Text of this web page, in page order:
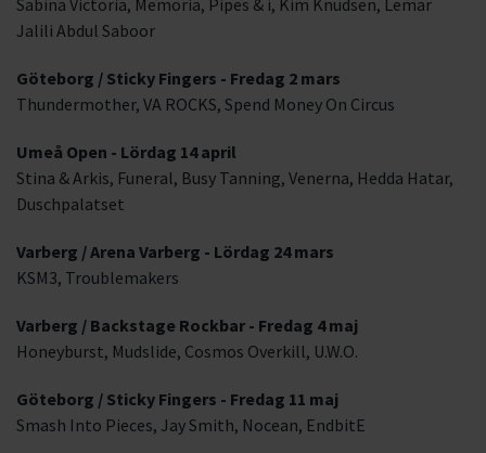
Sabina Victoria, Memoria, Pipes & i, Kim Knudsen, Lemar
Jalili Abdul Saboor
Göteborg / Sticky Fingers - Fredag 2 mars
Thundermother, VA ROCKS, Spend Money On Circus
Umeå Open - Lördag 14 april
Stina & Arkis, Funeral, Busy Tanning, Venerna, Hedda Hatar,
Duschpalatset
Varberg / Arena Varberg - Lördag 24 mars
KSM3, Troublemakers
Varberg / Backstage Rockbar - Fredag 4 maj
Honeyburst, Mudslide, Cosmos Overkill, U.W.O.
Göteborg / Sticky Fingers - Fredag 11 maj
Smash Into Pieces, Jay Smith, Nocean, EndbitE